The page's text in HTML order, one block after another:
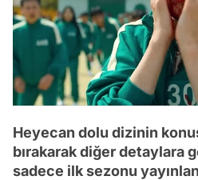
Heyecan dolu dizinin
bırakarak diğer detaylara
sadece ilk sezonu